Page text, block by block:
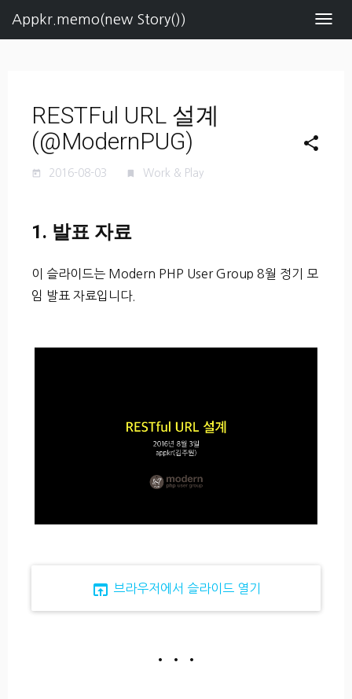
Appkr.memo(new Story())
RESTFul URL 설계
(@ModernPUG)
share
today 2016-08-03 Work & Play
1. 발표 자료
이 슬라이드는 Modern PHP User Group 8월 정기 모
임 발표 자료입니다.
open_in_browser 브라우저에서 슬라이드 열기
• • •